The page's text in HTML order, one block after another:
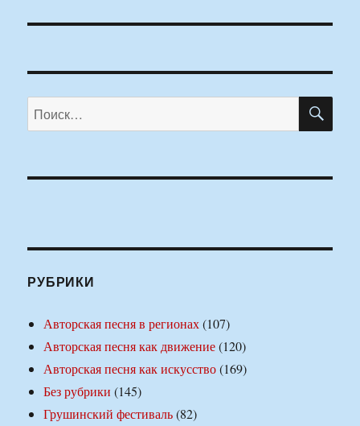
Искать:
РУБРИКИ
Авторская песня в регионах(107)
Авторская песня как движение(120)
Авторская песня как искусство(169)
Без рубрики (145)
Грушинский фестиваль(82)